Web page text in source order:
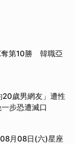
奪第10勝 韓職亞
歲男網友」遭性
步恐遭滅口
月08日(六)星座